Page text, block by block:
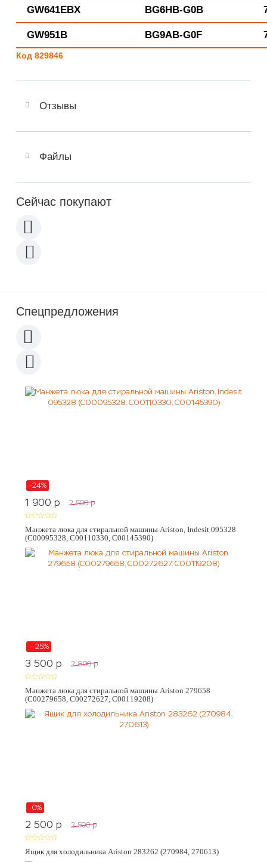
GW641EBX BG6HB-G0B
GW951B BG9AB-G0F
Код 829846
Отзывы
Файлы
Сейчас покупают
Спецпредложения
-24%
1 900 p 2 500 p
Манжета люка для стиральной машины Ariston, Indesit 095328
(C00095328, C00110330, C00145390)
--25%
3 500 p 2 800 p
Манжета люка для стиральной машины Ariston 279658
(C00279658, C00272627, C00119208)
-0%
2 500 p 2 500 p
Ящик для холодильника Ariston 283262 (270984, 270613)